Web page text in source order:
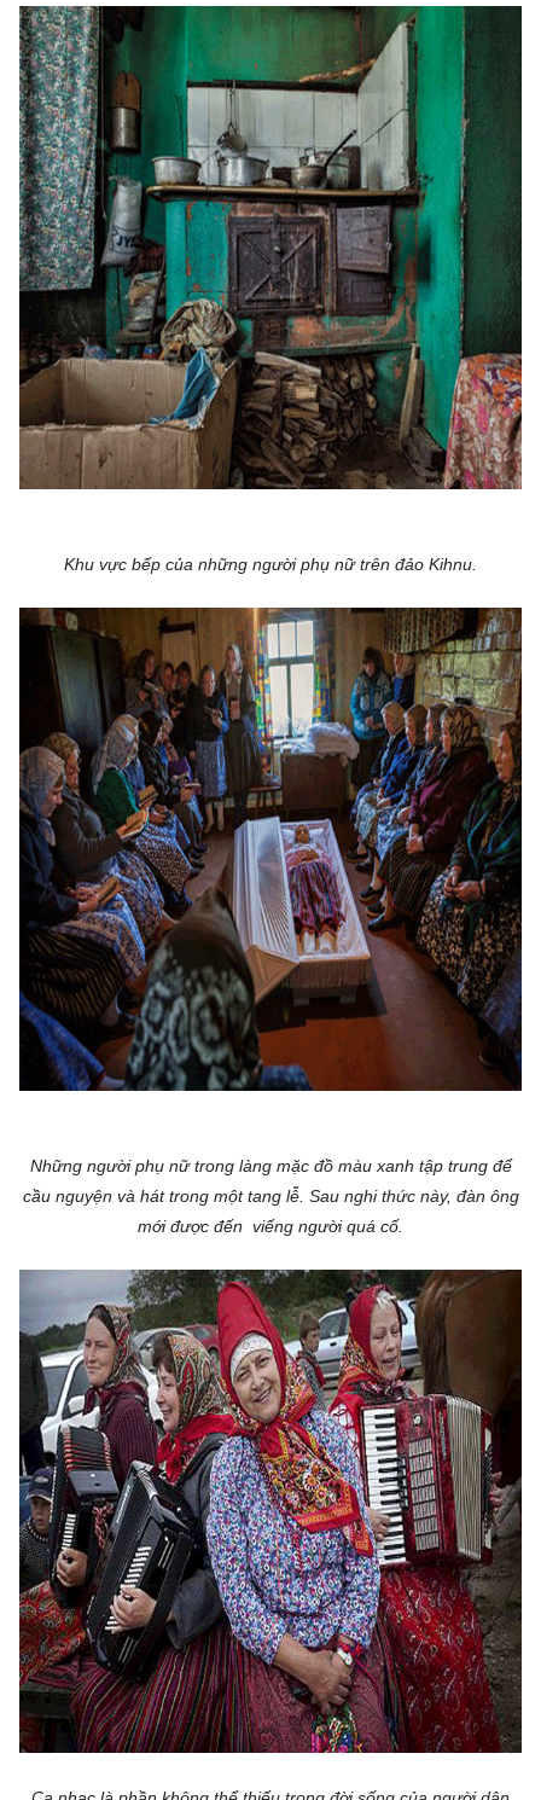
Khu vực bếp của những người phụ nữ trên đảo Kihnu.
Những người phụ nữ trong làng mặc đồ màu xanh tập trung để
cầu nguyện và hát trong một tang lễ. Sau nghi thức này, đàn ông
mới được đến viếng người quá cố.